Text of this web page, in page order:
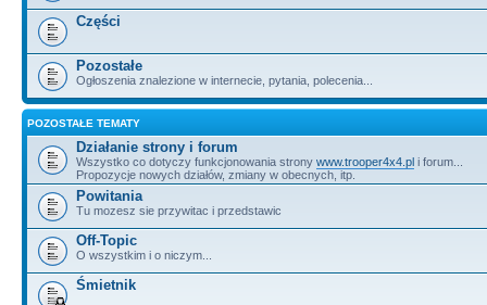
Części
Pozostałe
Ogłoszenia znalezione w internecie, pytania, polecenia...
POZOSTAŁE TEMATY
Działanie strony i forum
Wszystko co dotyczy funkcjonowania strony www.trooper4x4.pl i forum...
Propozycje nowych działów, zmiany w obecnych, itp.
Powitania
Tu mozesz sie przywitac i przedstawic
Off-Topic
O wszystkim i o niczym...
Śmietnik